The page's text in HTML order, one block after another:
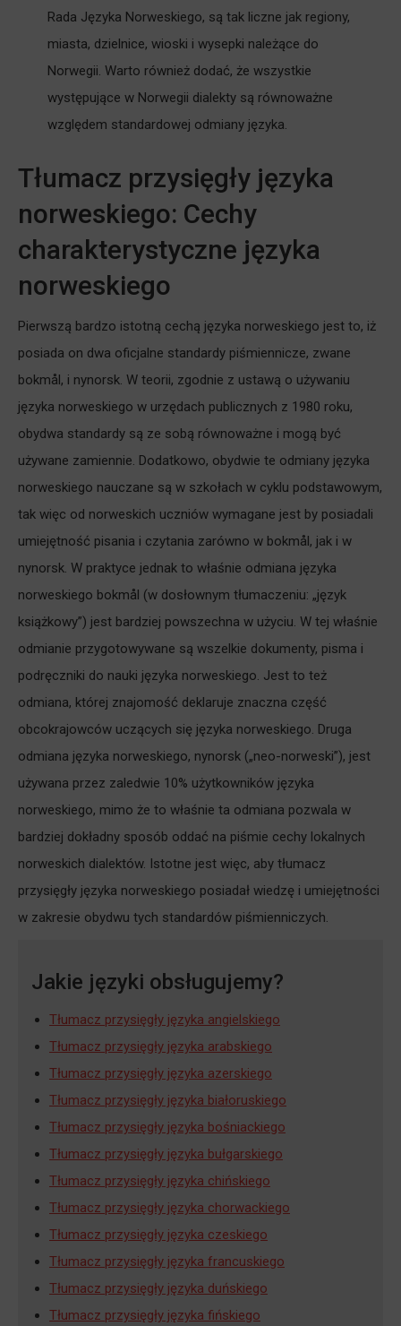
Rada Języka Norweskiego, są tak liczne jak regiony,
miasta, dzielnice, wioski i wysepki należące do
Norwegii. Warto również dodać, że wszystkie
występujące w Norwegii dialekty są równoważne
względem standardowej odmiany języka.
Tłumacz przysięgły języka
norweskiego: Cechy
charakterystyczne języka
norweskiego
Pierwszą bardzo istotną cechą języka norweskiego jest to, iż
posiada on dwa oficjalne standardy piśmiennicze, zwane
bokmål, i nynorsk. W teorii, zgodnie z ustawą o używaniu
języka norweskiego w urzędach publicznych z 1980 roku,
obydwa standardy są ze sobą równoważne i mogą być
używane zamiennie. Dodatkowo, obydwie te odmiany języka
norweskiego nauczane są w szkołach w cyklu podstawowym,
tak więc od norweskich uczniów wymagane jest by posiadali
umiejętność pisania i czytania zarówno w bokmål, jak i w
nynorsk. W praktyce jednak to właśnie odmiana języka
norweskiego bokmål (w dosłownym tłumaczeniu: „język
książkowy”) jest bardziej powszechna w użyciu. W tej właśnie
odmianie przygotowywane są wszelkie dokumenty, pisma i
podręczniki do nauki języka norweskiego. Jest to też
odmiana, której znajomość deklaruje znaczna część
obcokrajowców uczących się języka norweskiego. Druga
odmiana języka norweskiego, nynorsk („neo-norweski”), jest
używana przez zaledwie 10% użytkowników języka
norweskiego, mimo że to właśnie ta odmiana pozwala w
bardziej dokładny sposób oddać na piśmie cechy lokalnych
norweskich dialektów. Istotne jest więc, aby tłumacz
przysięgły języka norweskiego posiadał wiedzę i umiejętności
w zakresie obydwu tych standardów piśmienniczych.
Jakie języki obsługujemy?
Tłumacz przysięgły języka angielskiego
Tłumacz przysięgły języka arabskiego
Tłumacz przysięgły języka azerskiego
Tłumacz przysięgły języka białoruskiego
Tłumacz przysięgły języka bośniackiego
Tłumacz przysięgły języka bułgarskiego
Tłumacz przysięgły języka chińskiego
Tłumacz przysięgły języka chorwackiego
Tłumacz przysięgły języka czeskiego
Tłumacz przysięgły języka francuskiego
Tłumacz przysięgły języka duńskiego
Tłumacz przysięgły języka fińskiego